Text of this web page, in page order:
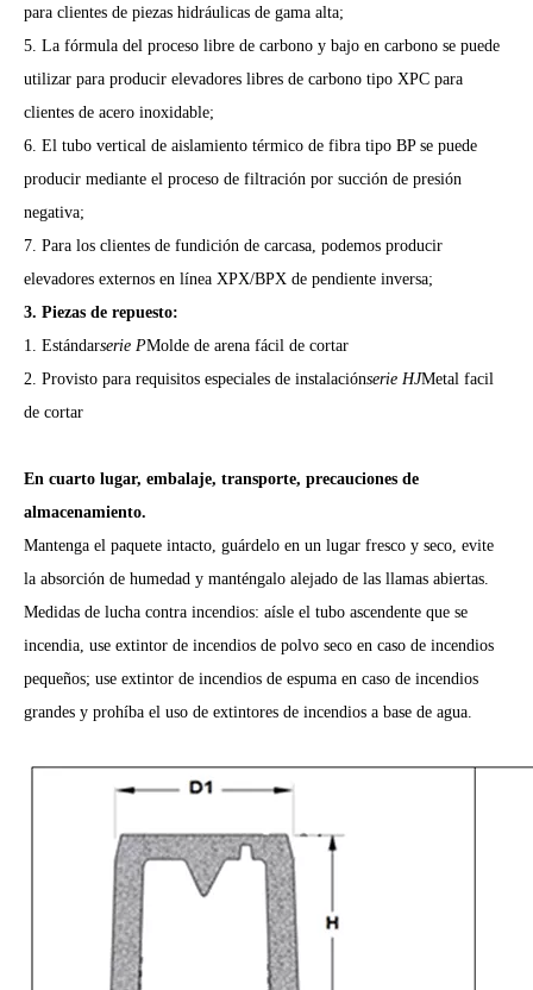
para clientes de piezas hidráulicas de gama alta;
5. La fórmula del proceso libre de carbono y bajo en carbono se puede
utilizar para producir elevadores libres de carbono tipo XPC para
clientes de acero inoxidable;
6. El tubo vertical de aislamiento térmico de fibra tipo BP se puede
producir mediante el proceso de filtración por succión de presión
negativa;
7. Para los clientes de fundición de carcasa, podemos producir
elevadores externos en línea XPX/BPX de pendiente inversa;
3. Piezas de repuesto:
1. Estándarserie PMolde de arena fácil de cortar
2. Provisto para requisitos especiales de instalaciónserie HJMetal facil
de cortar
En cuarto lugar, embalaje, transporte, precauciones de
almacenamiento.
Mantenga el paquete intacto, guárdelo en un lugar fresco y seco, evite
la absorción de humedad y manténgalo alejado de las llamas abiertas.
Medidas de lucha contra incendios: aísle el tubo ascendente que se
incendia, use extintor de incendios de polvo seco en caso de incendios
pequeños; use extintor de incendios de espuma en caso de incendios
grandes y prohíba el uso de extintores de incendios a base de agua.